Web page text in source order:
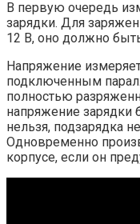
В первую очередь
зарядки. Для
12 В, оно должно
Напряжение
подключенным
полностью
напряжение зарядки
нельзя, подзарядка
Одновременно
корпусе, если он